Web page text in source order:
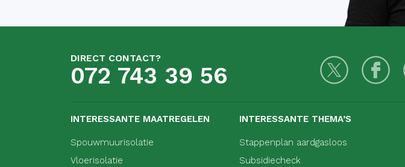
DIRECT CONTACT?
072 743 39 56
INTERESSANTE MAATREGELEN
Spouwmuurisolatie
Vloerisolatie
INTERESSANTE THEMA’S
Stappenplan aardgasloos
Subsidiecheck